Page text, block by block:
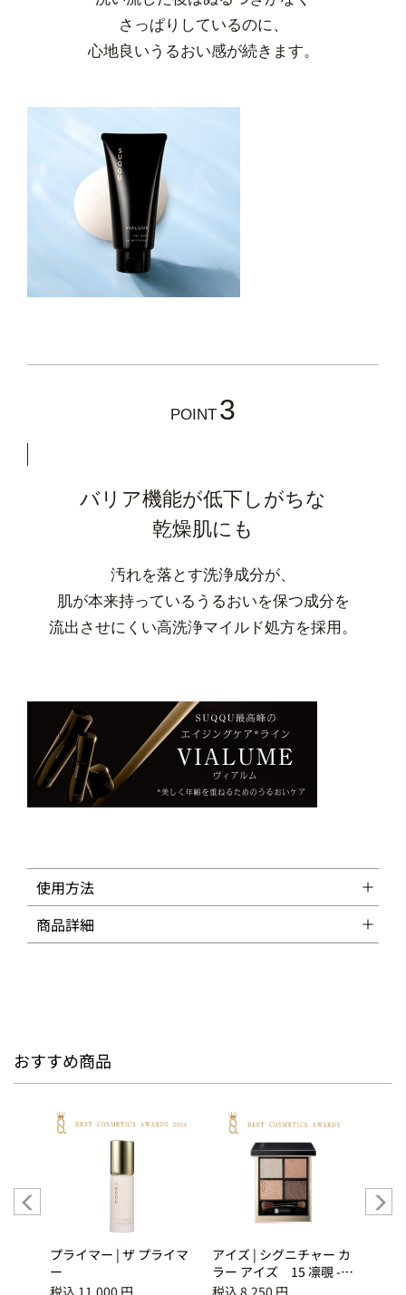
さっぱりしているのに、
心地良いうるおい感が続きます。
POINT 3
バリア機能が低下しがちな
乾燥肌にも
汚れを落とす洗浄成分が、
肌が本来持っているうるおいを保つ成分を
流出させにくい高洗浄マイルド処方を採用。
使用方法
商品詳細
おすすめ商品
プライマー | ザ プライマ
ー
アイズ | シグニチャー カ
ラー アイズ 15 凛覗 -
RINNOZOKI